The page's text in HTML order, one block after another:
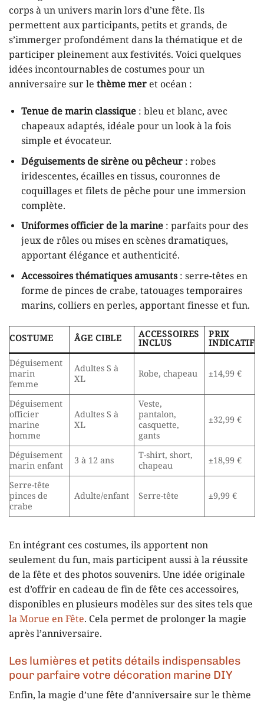
corps à un univers marin lors d’une fête. Ils
permettent aux participants, petits et grands, de
s’immerger profondément dans la thématique et de
participer pleinement aux festivités. Voici quelques
idées incontournables de costumes pour un
anniversaire sur le thème meret océan :
Tenue de marin classique: bleu et blanc, avec
chapeaux adaptés, idéale pour un look à la fois
simple et évocateur.
Déguisements de sirène ou pêcheur: robes
iridescentes, écailles en tissus, couronnes de
coquillages et filets de pêche pour une immersion
complète.
Uniformes officier de la marine: parfaits pour des
jeux de rôles ou mises en scènes dramatiques,
apportant élégance et authenticité.
Accessoires thématiques amusants: serre-têtes en
forme de pinces de crabe, tatouages temporaires
marins, colliers en perles, apportant finesse et fun.
COSTUME ÂGE CIBLE
ACCESSOIRES
INCLUS
PRIX
INDICATIF
Déguisement
marin
femme
Adultes S à
XL
Robe, chapeau ±14,99 €
Déguisement
officier
marine
homme
Adultes S à
XL
Veste,
pantalon,
casquette,
gants
±32,99 €
Déguisement
marin enfant
3 à 12 ans
T-shirt, short,
chapeau
±18,99 €
Serre-tête
pinces de
crabe
Adulte/enfant Serre-tête ±9,99 €
En intégrant ces costumes, ils apportent non
seulement du fun, mais participent aussi à la réussite
de la fête et des photos souvenirs. Une idée originale
est d’offrir en cadeau de fin de fête ces accessoires,
disponibles en plusieurs modèles sur des sites tels que
la Morue en Fête. Cela permet de prolonger la magie
après l’anniversaire.
Les lumières et petits détails indispensables
pour parfaire votre décoration marine DIY
Enfin, la magie d’une fête d’anniversaire sur le thème